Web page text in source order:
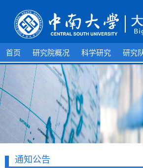
首页 研究院概况 科学研究 研究
通知公告